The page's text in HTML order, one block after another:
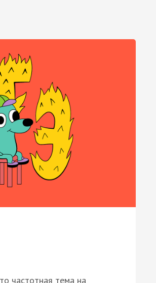
частотная тема на